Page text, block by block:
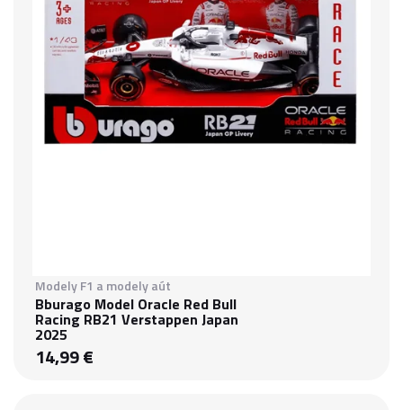
Modely F1 a modely aút
Bburago Model Oracle Red Bull
Racing RB21 Verstappen Japan
2025
14,99 €